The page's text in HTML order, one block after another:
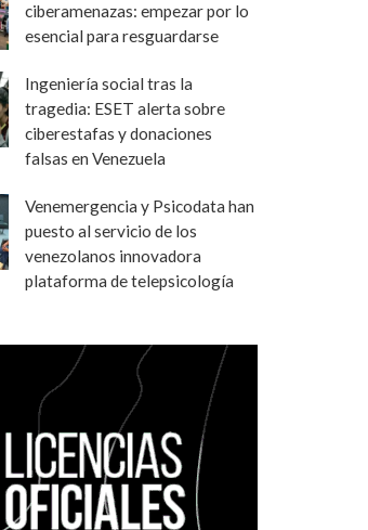
ciberamenazas: empezar por lo
esencial para resguardarse
Ingeniería social tras la
tragedia: ESET alerta sobre
ciberestafas y donaciones
falsas en Venezuela
Venemergencia y Psicodata han
puesto al servicio de los
venezolanos innovadora
plataforma de telepsicología